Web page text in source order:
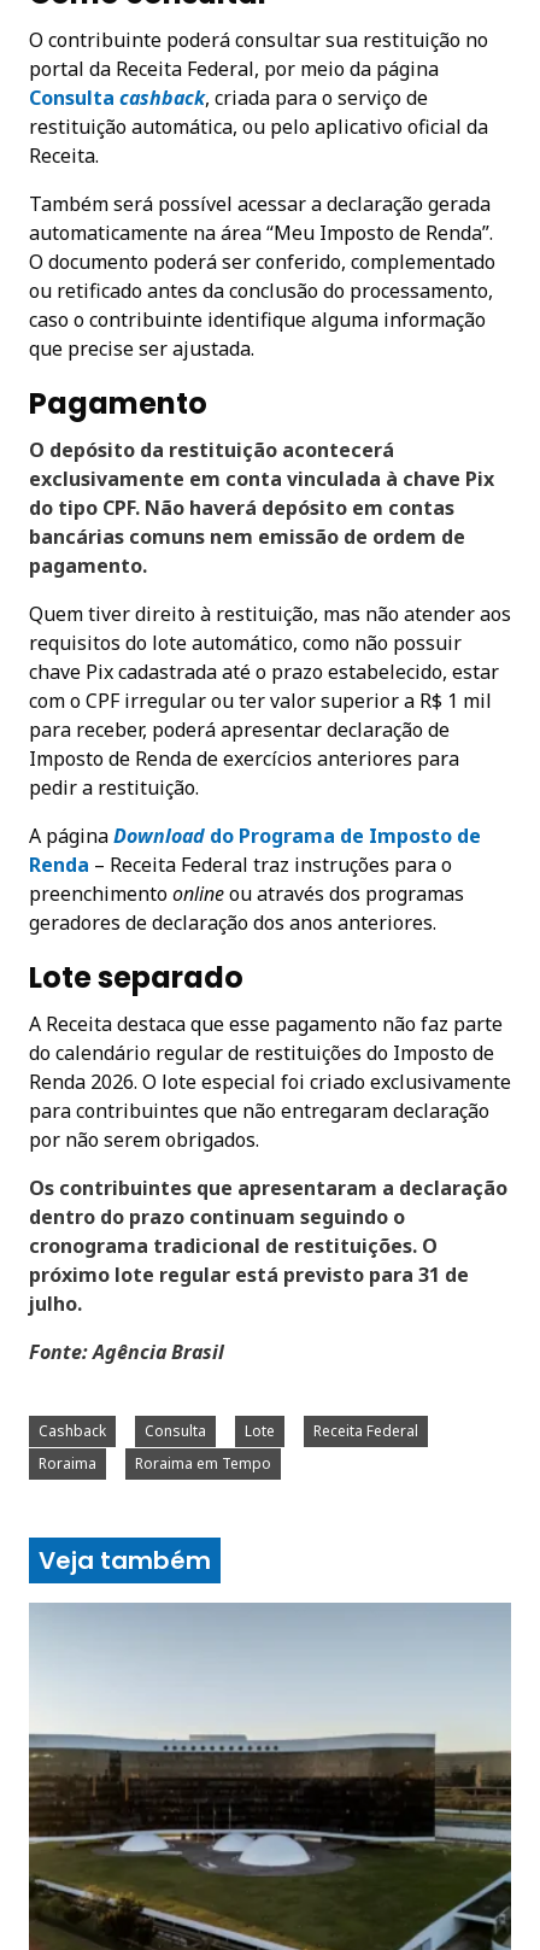
O contribuinte poderá consultar sua restituição no
portal da Receita Federal, por meio da página
Consulta cashback, criada para o serviço de
restituição automática, ou pelo aplicativo oficial da
Receita.
Também será possível acessar a declaração gerada
automaticamente na área “Meu Imposto de Renda”.
O documento poderá ser conferido, complementado
ou retificado antes da conclusão do processamento,
caso o contribuinte identifique alguma informação
que precise ser ajustada.
Pagamento
O depósito da restituição acontecerá
exclusivamente em conta vinculada à chave Pix
do tipo CPF. Não haverá depósito em contas
bancárias comuns nem emissão de ordem de
pagamento.
Quem tiver direito à restituição, mas não atender aos
requisitos do lote automático, como não possuir
chave Pix cadastrada até o prazo estabelecido, estar
com o CPF irregular ou ter valor superior a R$ 1 mil
para receber, poderá apresentar declaração de
Imposto de Renda de exercícios anteriores para
pedir a restituição.
A páginaDownload do Programa de Imposto de
Renda – Receita Federal traz instruções para o
preenchimentoonlineou através dos programas
geradores de declaração dos anos anteriores.
Lote separado
A Receita destaca que esse pagamento não faz parte
do calendário regular de restituições do Imposto de
Renda 2026. O lote especial foi criado exclusivamente
para contribuintes que não entregaram declaração
por não serem obrigados.
Os contribuintes que apresentaram a declaração
dentro do prazo continuam seguindo o
cronograma tradicional de restituições. O
próximo lote regular está previsto para 31 de
julho.
Fonte: Agência Brasil
Cashback Consulta Lote
Receita Federal
Roraima
Roraima em Tempo
Veja também